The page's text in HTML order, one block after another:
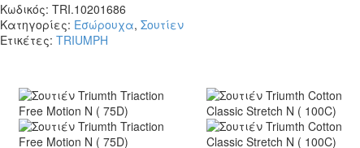
Κωδικός: TRI.10201686
Κατηγορίες: Εσώρουχα, Σουτίεν
Ετικέτες: TRIUMPH